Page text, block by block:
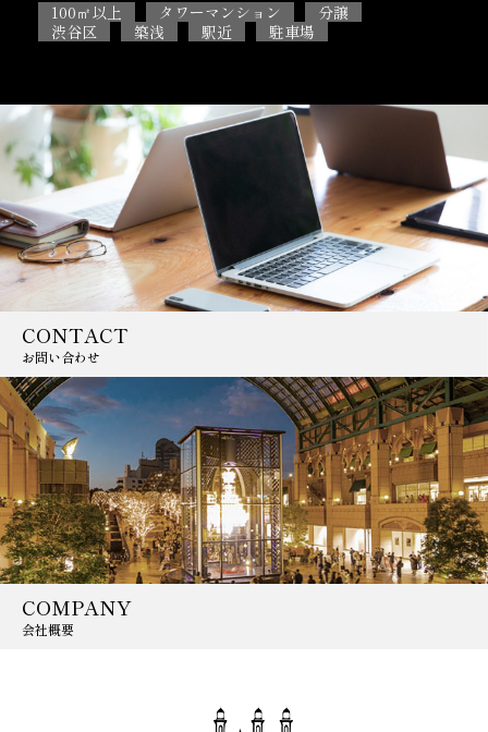
100㎡以上 5SLDK
ペット相談可能
目黒区
閑静な住宅街 駐車場
CONTACT
お問い合わせ
COMPANY
会社概要